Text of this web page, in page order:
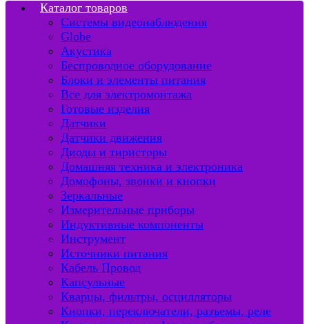
Каталог товаров
Системы видеонаблюдения
Globe
Акустика
Беспроводное оборудование
Блоки и элементы питания
Все для электромонтажа
Готовые изделия
Датчики
Датчики движения
Диоды и тиристоры
Домашняя техника и электроника
Домофоны, звонки и кнопки
Зеркальные
Измерительные приборы
Индуктивные компоненты
Инструмент
Источники питания
Кабель Провод
Капсульные
Кварцы, фильтры, осцилляторы
Кнопки, переключатели, разъемы, реле